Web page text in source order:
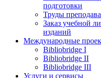
подготовки
Труды
Заказ учебной
изданий
Международные
Bibliobridge I
Bibliobridge II
Bibliobridge III
Услуги и сервисы